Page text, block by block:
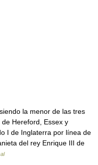
la menor de las tres
Hereford, Essex y
I de Inglaterra por línea de
del rey Enrique III de